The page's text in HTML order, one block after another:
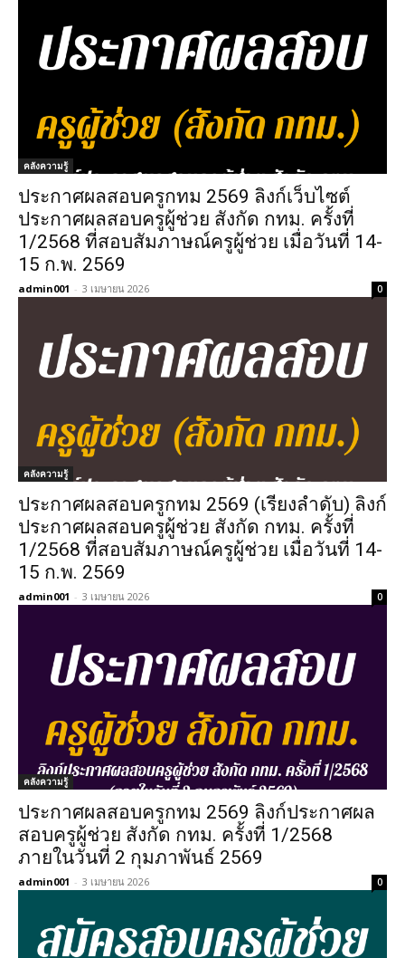
คลังความรู้
ประกาศผลสอบครูกทม 2569 ลิงก์เว็บไซต์
ประกาศผลสอบครูผู้ช่วย สังกัด กทม. ครั้งที่
1/2568 ที่สอบสัมภาษณ์ครูผู้ช่วย เมื่อวันที่ 14-
15 ก.พ. 2569
admin001 - 3 เมษายน 2026 0
คลังความรู้
ประกาศผลสอบครูกทม 2569 (เรียงลำดับ) ลิงก์
ประกาศผลสอบครูผู้ช่วย สังกัด กทม. ครั้งที่
1/2568 ที่สอบสัมภาษณ์ครูผู้ช่วย เมื่อวันที่ 14-
15 ก.พ. 2569
admin001 - 3 เมษายน 2026 0
คลังความรู้
ประกาศผลสอบครูกทม 2569 ลิงก์ประกาศผล
สอบครูผู้ช่วย สังกัด กทม. ครั้งที่ 1/2568
ภายในวันที่ 2 กุมภาพันธ์ 2569
admin001 - 3 เมษายน 2026 0